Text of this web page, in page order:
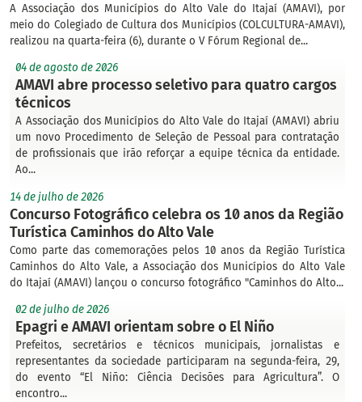
A Associação dos Municípios do Alto Vale do Itajaí (AMAVI), por
meio do Colegiado de Cultura dos Municípios (COLCULTURA-AMAVI),
realizou na quarta-feira (6), durante o V Fórum Regional de...
04 de agosto de 2026
AMAVI abre processo seletivo para quatro cargos
técnicos
A Associação dos Municípios do Alto Vale do Itajaí (AMAVI) abriu
um novo Procedimento de Seleção de Pessoal para contratação
de profissionais que irão reforçar a equipe técnica da entidade.
Ao...
14 de julho de 2026
Concurso Fotográfico celebra os 10 anos da Região
Turística Caminhos do Alto Vale
Como parte das comemorações pelos 10 anos da Região Turística
Caminhos do Alto Vale, a Associação dos Municípios do Alto Vale
do Itajaí (AMAVI) lançou o concurso fotográfico "Caminhos do Alto...
02 de julho de 2026
Epagri e AMAVI orientam sobre o El Niño
Prefeitos, secretários e técnicos municipais, jornalistas e
representantes da sociedade participaram na segunda-feira, 29,
do evento “El Niño: Ciência Decisões para Agricultura”. O
encontro...